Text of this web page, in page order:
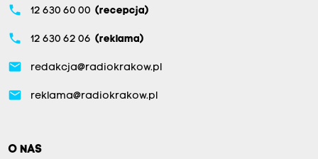
phone 12 630 60 00 (recepcja)
phone 12 630 62 06 (reklama)
email redakcja@radiokrakow.pl
email reklama@radiokrakow.pl
O NAS